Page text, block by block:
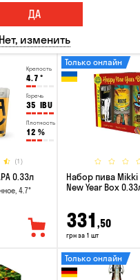
Крепость
4.7 °
Горечь
35 IBU
Плотность
12 %
(1)
0.33л
4.7°
Только онлайн
Набор пива Mikki
New Year Box
331 ,50
грн за 1 шт
Только онлайн
ДА
Нет, изменить